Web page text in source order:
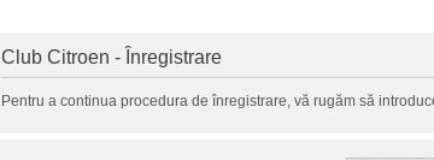
Club Citroen - Înregistrare
Pentru a continua procedura de înregistrare, vă rugăm să